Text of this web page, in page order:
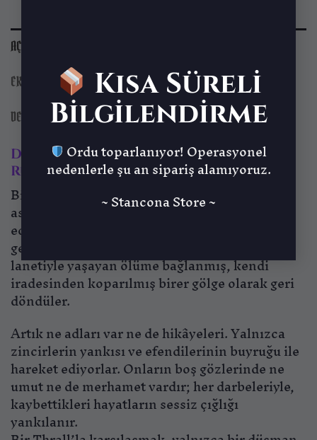
Kısa Süreli
Bilgilendirme
Ordu toparlanıyor! Operasyonel
nedenlerle şu an sipariş alamıyoruz.
~ Stancona Store ~
AÇIKLAMA
EK BILGI
DEĞERLENDIRMELER (0)
Death Bound Thrall – Unutulmuş
Ruhların Zinciri
Bir zamanlar sıradan insanlardı—çiftçiler,
askerler, çocuklarını özleyen babalar, dualar
eden anneler. Ama ölüm onlara huzur
getirmedi.
lanetiyle yaşayan ölüme bağlanmış, kendi
iradesinden koparılmış birer gölge olarak geri
döndüler.
Artık ne adları var ne de hikâyeleri. Yalnızca
zincirlerin yankısı ve efendilerinin buyruğu ile
hareket ediyorlar. Onların boş gözlerinde ne
umut ne de merhamet vardır; her darbeleriyle,
kaybettikleri hayatların sessiz çığlığı
yankılanır.